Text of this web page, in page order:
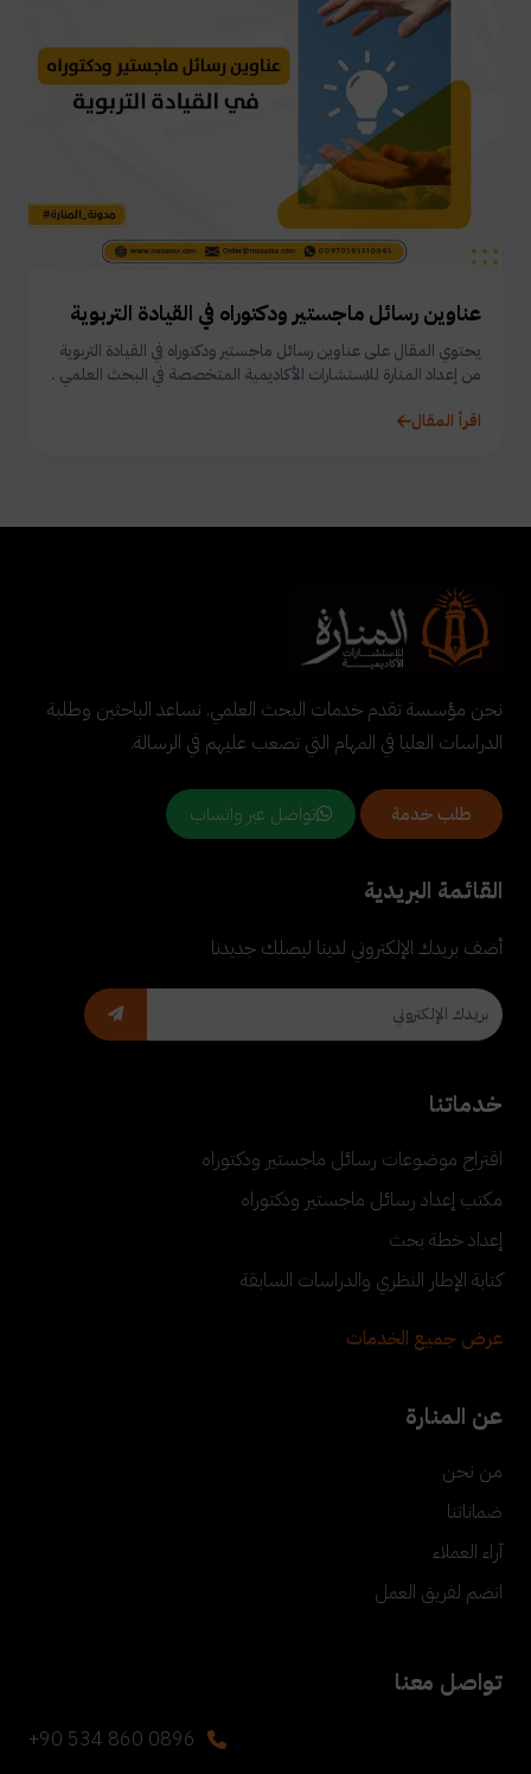
عناوين رسائل ماجستير ودكتوراه في القيادة التربوية
يحتوي المقال على عناوين رسائل ماجستير ودكتوراه في القيادة التربوية
من إعداد المنارة للاستشارات الأكاديمية المتخصصة في البحث العلمي .
اقرأ المقال
نحن مؤسسة تقدم خدمات البحث العلمي. نساعد الباحثين وطلبة
الدراسات العليا في المهام التي تصعب عليهم في الرسالة.
طلب خدمة تواصل عبر واتساب
القائمة البريدية
أضف بريدك الإلكتروني لدينا ليصلك جديدنا
خدماتنا
اقتراح موضوعات رسائل ماجستير ودكتوراه
مكتب إعداد رسائل ماجستير ودكتوراه
إعداد خطة بحث
كتابة الإطار النظري والدراسات السابقة
عرض جميع الخدمات
عن المنارة
من نحن
ضماناتنا
آراء العملاء
انضم لفريق العمل
تواصل معنا
+90 534 860 0896